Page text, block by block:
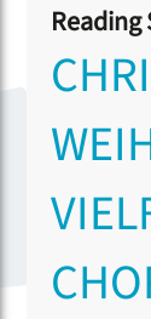
Reading